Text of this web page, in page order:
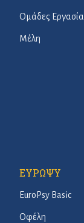
Ομάδες
Μέλη
ΕΥΡΩΨΥ
EuroPsy Basic
Οφέλη